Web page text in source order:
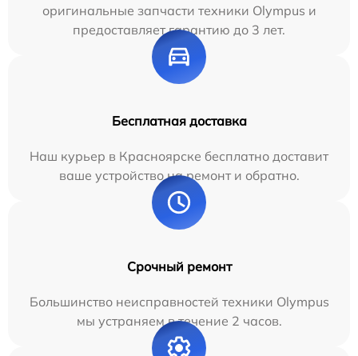
оригинальные запчасти техники Olympus и
предоставляет гарантию до 3 лет.
Бесплатная доставка
Наш курьер в Красноярске бесплатно доставит
ваше устройство на ремонт и обратно.
Срочный ремонт
Большинство неисправностей техники Olympus
мы устраняем в течение 2 часов.